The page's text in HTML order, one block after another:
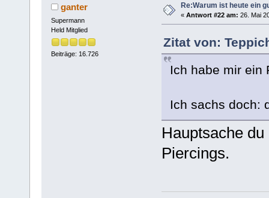
ganter
Supermann
Held Mitglied
Beiträge: 16.726
Re:Warum ist heute ein
« Antwort #22 am: 26. Mai
Zitat von:
Ich habe mir ein
Ich sachs doch:
Hauptsache
Piercings.